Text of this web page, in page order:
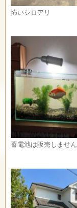
怖いシロアリ
蓄電池は販売しません